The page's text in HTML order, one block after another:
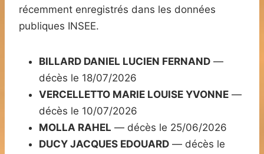
récemment enregistrés dans les données
publiques INSEE.
BILLARD DANIEL LUCIEN FERNAND —
décès le 18/07/2026
VERCELLETTO MARIE LOUISE YVONNE —
décès le 10/07/2026
MOLLA RAHEL — décès le 25/06/2026
DUCY JACQUES EDOUARD — décès le